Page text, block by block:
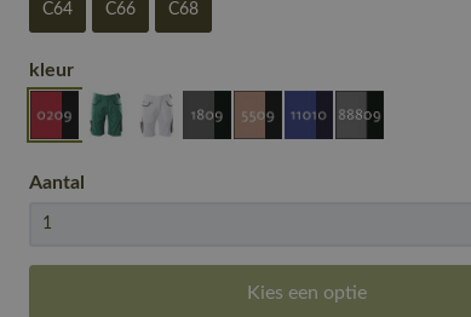
C64 C66 C68
kleur
Aantal
Kies een optie